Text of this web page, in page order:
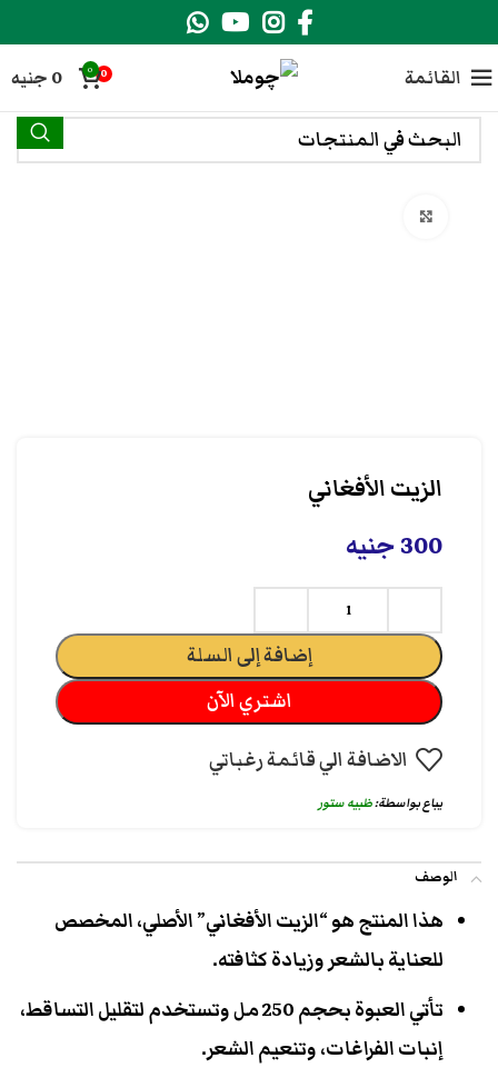
القائمة 0
0
0 جنيه
الزيت الأفغاني
300جنيه
إضافة إلى السلة
اشتري الآن
الاضافة الي قائمة رغباتي
يباع بواسطة:ظبيه ستور
الوصف
هذا المنتج هو “الزيت الأفغاني” الأصلي، المخصص
للعناية بالشعر وزيادة كثافته.
تأتي العبوة بحجم250 مل
وتستخدم لتقليل التساقط،
إنبات الفراغات، وتنعيم الشعر.